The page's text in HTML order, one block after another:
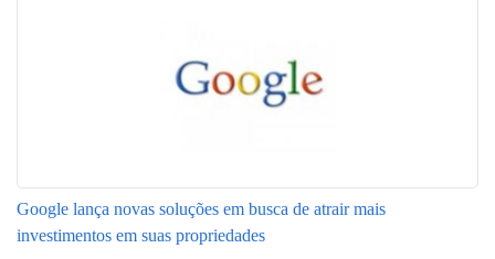
Google lança novas soluções em busca de atrair mais
investimentos em suas propriedades